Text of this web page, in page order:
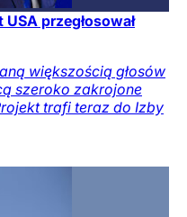
przegłosował
większością głosów
szeroko zakrojone
trafi teraz do Izby